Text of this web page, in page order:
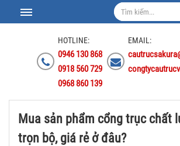
HOTLINE:
0946 130 868
0918 560 729
0968 860 139
EMAIL:
Mua‌ ‌sản‌ ‌phẩm‌ ‌cổng‌ ‌trục‌ ‌chất‌
‌trọn‌ ‌bộ,‌ ‌giá‌ ‌rẻ‌ ‌ở‌ ‌đâu?‌ ‌